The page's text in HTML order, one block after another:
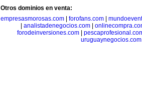
Otros dominios en venta:
empresasmorosas.com
forofans.com
analistadenegocios.com
forodeinversiones.com
uruguaynegocios.com